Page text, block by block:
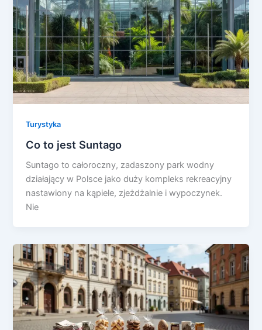
Turystyka
Co to jest Suntago
Suntago to całoroczny, zadaszony park wodny
działający w Polsce jako duży kompleks rekreacyjny
nastawiony na kąpiele, zjeżdżalnie i wypoczynek.
Nie